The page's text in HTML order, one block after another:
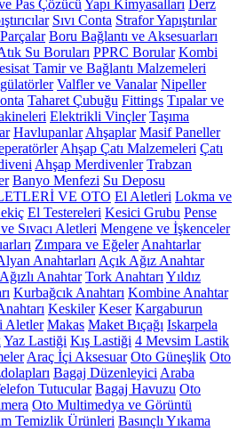
Pas Çözücü Yapı Kimyasalları Derz
Sıvı Conta Strafor Yapıştırılar
Boru Bağlantı ve Aksesuarları
Su Boruları PPRC Borular Kombi
Tamir ve Bağlantı Malzemeleri
Valfler ve Vanalar Nipeller
Taharet Çubuğu Fittings Tıpalar ve
Elektrikli Vinçler Taşıma
Havlupanlar Ahşaplar Masif Paneller
Ahşap Çatı Malzemeleri Çatı
Ahşap Merdivenler Trabzan
Banyo Menfezi Su Deposu
VE OTO El Aletleri Lokma ve
El Testereleri Kesici Grubu Pense
Sıvacı Aletleri Mengene ve İşkenceler
Zımpara ve Eğeler Anahtarlar
Anahtarları Açık Ağız Anahtar
Anahtar Tork Anahtarı Yıldız
Kurbağcık Anahtarı Kombine Anahtar
Keskiler Keser Kargaburun
Aletler Makas Maket Bıçağı Iskarpela
Yaz Lastiği Kış Lastiği 4 Mevsim Lastik
Araç İçi Aksesuar Oto Güneşlik Oto
Bagaj Düzenleyici Araba
Tutucular Bagaj Havuzu Oto
Oto Multimedya ve Görüntü
Temizlik Ürünleri Basınçlı Yıkama